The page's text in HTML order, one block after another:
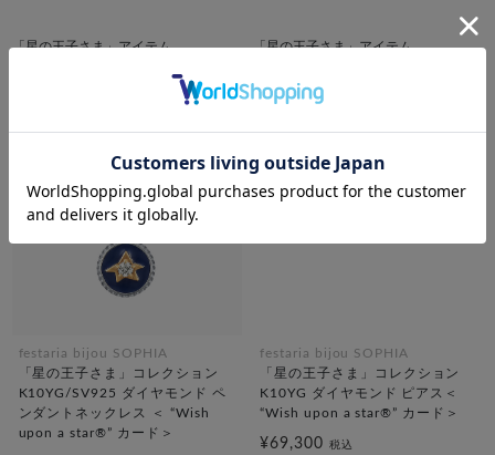
「星の王子さま」アイテム
festaria bijou SOPHIA
「星の王子さま」コレクション
K10YG/SV925 ダイヤモンド ペ
ンダントネックレス ＜ “Wish
upon a star®” カード＞
「星の王子さま」アイテム
festaria bijou SOPHIA
「星の王子さま」コレクション
K10YG ダイヤモンド ピアス＜
“Wish upon a star®” カード＞
¥69,300 税込